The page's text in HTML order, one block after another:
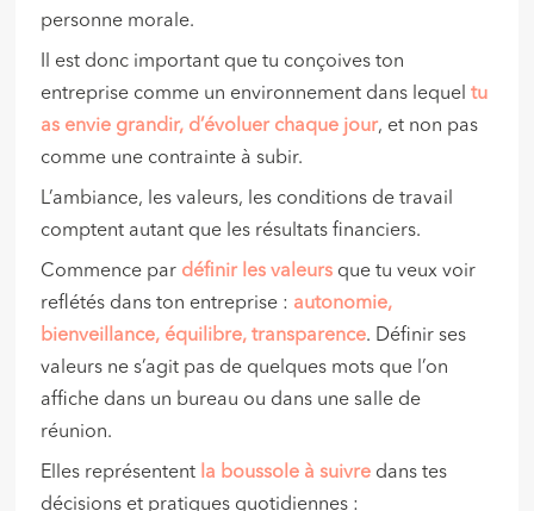
personne morale.
Il est donc important que tu conçoives ton
entreprise comme un environnement dans lequeltu
as envie grandir, d’évoluer chaque jour, et non pas
comme une contrainte à subir.
L’ambiance, les valeurs, les conditions de travail
comptent autant que les résultats financiers.
Commence par définir lesvaleurs que tu veux voir
reflétés dans ton entreprise : autonomie,
bienveillance, équilibre, transparence. Définir ses
valeurs ne s’agit pas de quelques mots que l’on
affiche dans un bureau ou dans une salle de
réunion.
Elles représentent la boussole à suivre dans tes
décisions et pratiques quotidiennes :